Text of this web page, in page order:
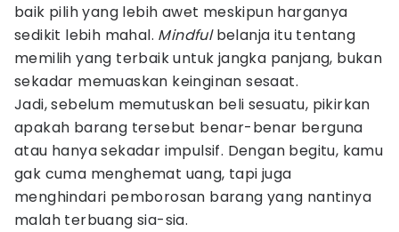
baik pilih yang lebih awet meskipun harganya
sedikit lebih mahal. Mindfulbelanja itu tentang
memilih yang terbaik untuk jangka panjang, bukan
sekadar memuaskan keinginan sesaat.
Jadi, sebelum memutuskan beli sesuatu, pikirkan
apakah barang tersebut benar-benar berguna
atau hanya sekadar impulsif. Dengan begitu, kamu
gak cuma menghemat uang, tapi juga
menghindari pemborosan barang yang nantinya
malah terbuang sia-sia.